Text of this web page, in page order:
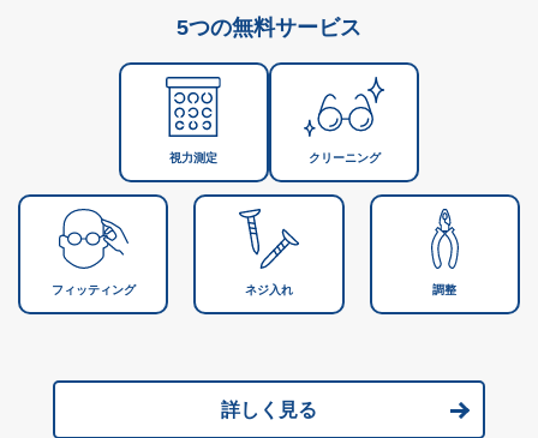
5つの無料サービス
視力測定 クリーニング
フィッティング ネジ入れ 調整
詳しく見る